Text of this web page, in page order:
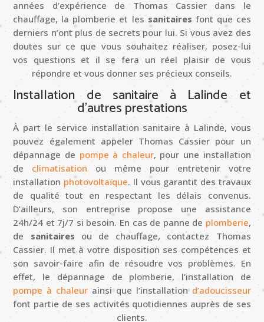
années d’expérience de Thomas Cassier dans le
chauffage, la plomberie et les sanitaires font que ces
derniers n’ont plus de secrets pour lui. Si vous avez des
doutes sur ce que vous souhaitez réaliser, posez-lui
vos questions et il se fera un réel plaisir de vous
répondre et vous donner ses précieux conseils.
Installation de sanitaire à Lalinde et
d’autres prestations
À part le service installation sanitaire à Lalinde, vous
pouvez également appeler Thomas Cassier pour un
dépannage de pompe à chaleur, pour une installation
de climatisation ou même pour entretenir votre
installation photovoltaïque. Il vous garantit des travaux
de qualité tout en respectant les délais convenus.
D’ailleurs, son entreprise propose une assistance
24h/24 et 7j/7 si besoin. En cas de panne de plomberie,
de sanitaires ou de chauffage, contactez Thomas
Cassier. Il met à votre disposition ses compétences et
son savoir-faire afin de résoudre vos problèmes. En
effet, le dépannage de plomberie, l’installation de
pompe à chaleur ainsi que l’installation d’adoucisseur
font partie de ses activités quotidiennes auprès de ses
clients.